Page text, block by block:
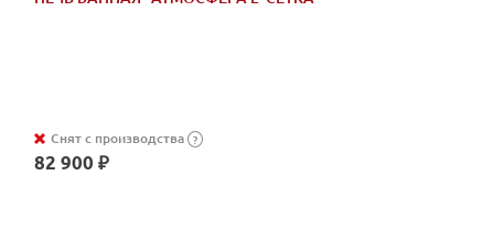
Снят с производства ?
82 900 ₽